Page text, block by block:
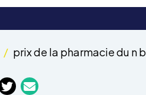
prix de la pharmacie du n b